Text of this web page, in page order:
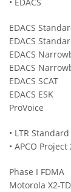
EDACS
EDACS
EDACS
EDACS
EDACS SCAT
EDACS ESK
ProVoice
• LTR Standard
• APCO
Phase I FDMA
Motorola X2-